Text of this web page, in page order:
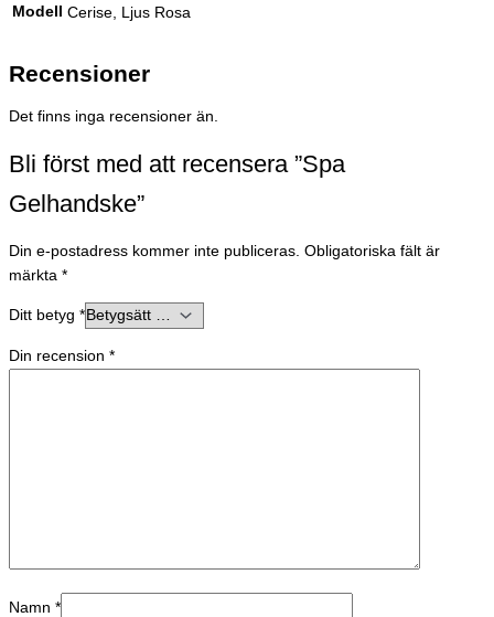
Modell Cerise, Ljus Rosa
Recensioner
Det finns inga recensioner än.
Bli först med att recensera ”Spa
Gelhandske”
Din e-postadress kommer inte publiceras. Obligatoriska fält är
märkta *
Ditt betyg *
Din recension *
Namn *